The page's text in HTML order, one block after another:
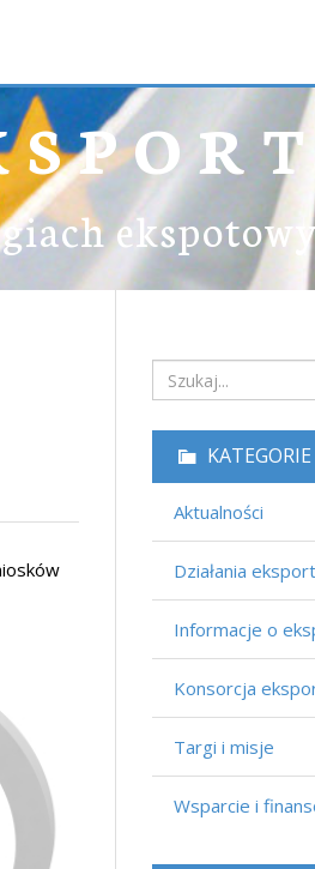
KATEGORIE
Aktualności
Działania
Informacje o
Konsorcja
Targi i misje
Wsparcie i